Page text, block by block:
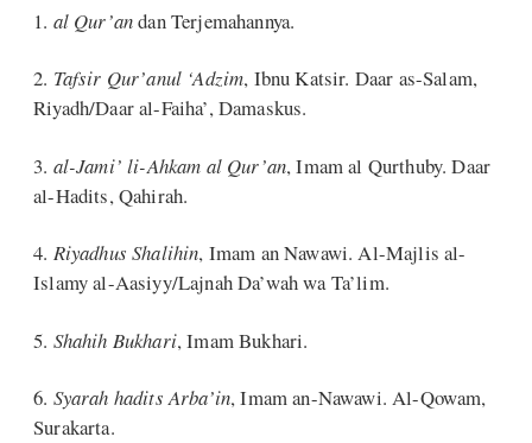
1. al Qur’andan Terjemahannya.
2. Tafsir Qur’anul ‘Adzim, Ibnu Katsir. Daar as-Salam,
Riyadh/Daar al-Faiha’, Damaskus.
3. al-Jami’ li-Ahkam al Qur’an, Imam al Qurthuby. Daar
al-Hadits, Qahirah.
4. Riyadhus Shalihin, Imam an Nawawi. Al-Majlis al-
Islamy al-Aasiyy/Lajnah Da’wah wa Ta’lim.
5. Shahih Bukhari, Imam Bukhari.
6. Syarah hadits Arba’in, Imam an-Nawawi. Al-Qowam,
Surakarta.